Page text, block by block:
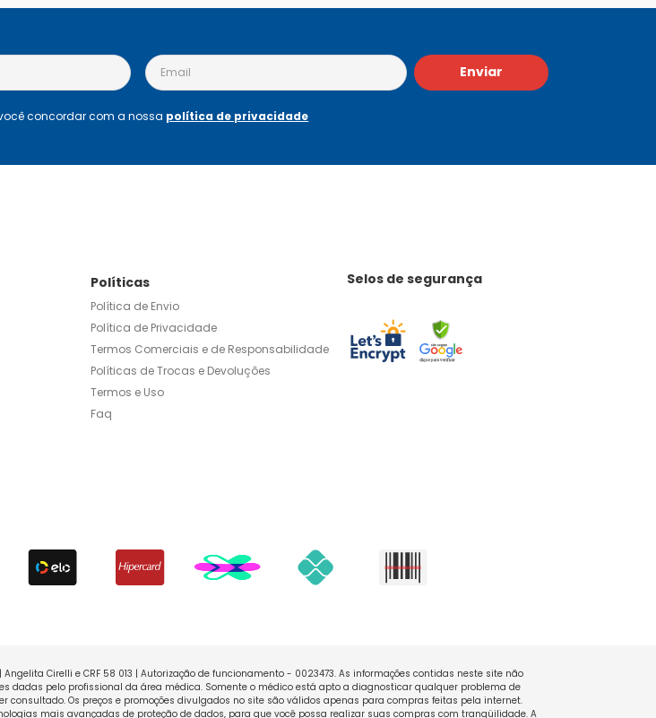
Enviar
concordar com a nossa política de privacidade
Políticas
Política de Envio
Política de Privacidade
Termos Comerciais e de Responsabilidade
Políticas de Trocas e Devoluções
Termos e Uso
Faq
Selos de segurança
Cirelli e CRF 58 013 | Autorização de funcionamento - 0023473. As informações contidas neste site não
dadas pelo profissional da área médica. Somente o médico está apto a diagnosticar qualquer problema de
Os preços e promoções divulgados no site são válidos apenas para compras feitas pela internet.
mais avançadas de proteção de dados, para que você possa realizar suas compras com tranqüilidade. A